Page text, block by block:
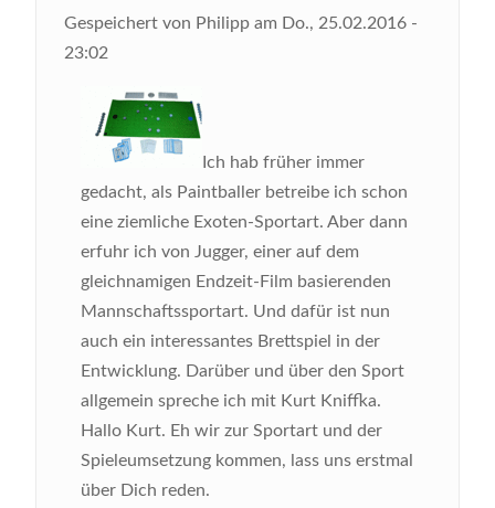
Gespeichert von Philipp am Do., 25.02.2016 -
23:02
Ich hab früher immer
gedacht, als Paintballer betreibe ich schon
eine ziemliche Exoten-Sportart. Aber dann
erfuhr ich von Jugger, einer auf dem
gleichnamigen Endzeit-Film basierenden
Mannschaftssportart. Und dafür ist nun
auch ein interessantes Brettspiel in der
Entwicklung. Darüber und über den Sport
allgemein spreche ich mit Kurt Kniffka.
Hallo Kurt. Eh wir zur Sportart und der
Spieleumsetzung kommen, lass uns erstmal
über Dich reden.